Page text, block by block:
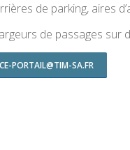
de parking, aires
de passages sur
PORTAIL@TIM-SA.FR